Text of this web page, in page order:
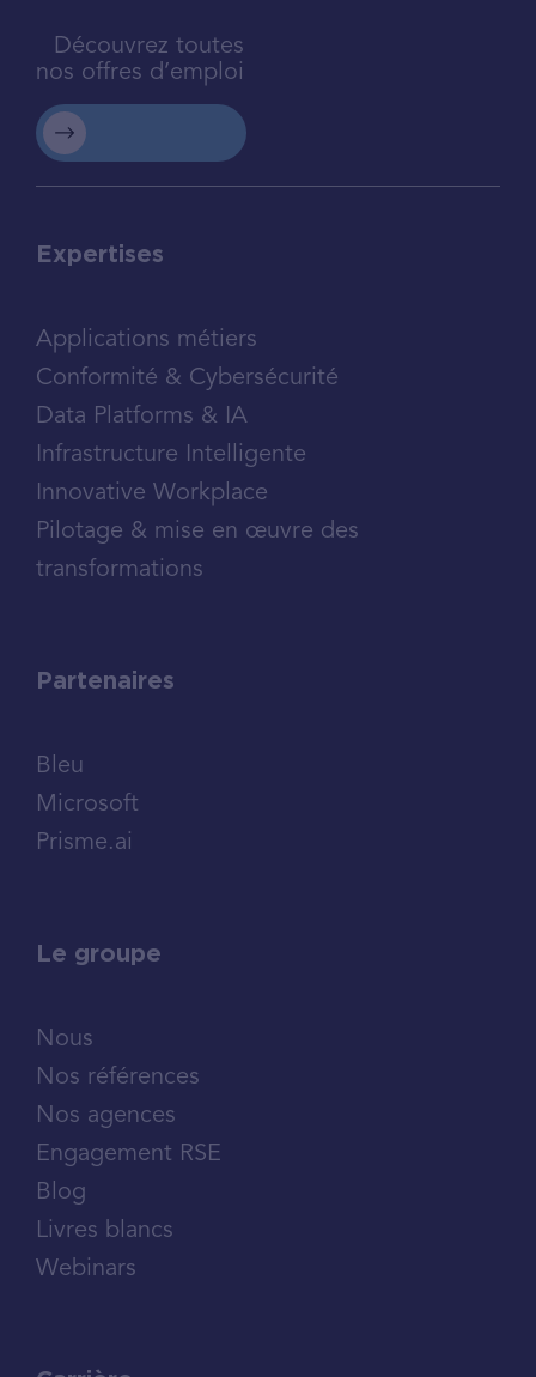
Découvrez toutes
nos offres d’emploi
Expertises
Applications métiers
Conformité & Cybersécurité
Data Platforms & IA
Infrastructure Intelligente
Innovative Workplace
Pilotage & mise en œuvre des
transformations
Partenaires
Bleu
Microsoft
Prisme.ai
Le groupe
Nous
Nos références
Nos agences
Engagement RSE
Blog
Livres blancs
Webinars